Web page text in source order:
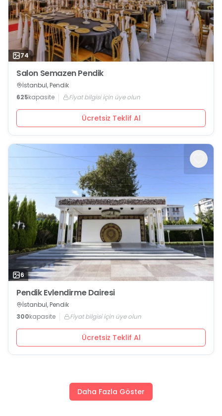
74
Salon Semazen Pendik
İstanbul, Pendik
625kapasite Fiyat bilgisi için üye olun
Ücretsiz Teklif Al
6
Pendik Evlendirme Dairesi
İstanbul, Pendik
300kapasite Fiyat bilgisi için üye olun
Ücretsiz Teklif Al
Daha Fazla Göster